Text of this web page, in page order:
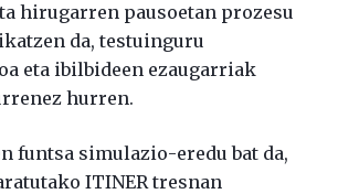
hirugarren pausoetan prozesu
da, testuinguru
eta ibilbideen ezaugarriak
hurren.
funtsa simulazio-eredu bat da,
ITINER tresnan